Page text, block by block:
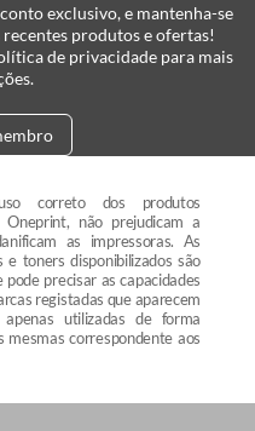
exclusivo, e mantenha-se
produtos e ofertas!
de privacidade para mais
correto dos produtos
não prejudicam a
as impressoras. As
e toners disponibilizados são
precisar as capacidades
registadas que aparecem
utilizadas de forma
mesmas correspondente aos